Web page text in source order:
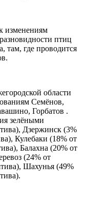
изменениям
птиц
там, где проводится
области
Семёнов,
Горбатов .
зелёными
Дзержинск (3%
Кулебаки (18% от
Балахна (20% от
(24% от
Шахунья (49%